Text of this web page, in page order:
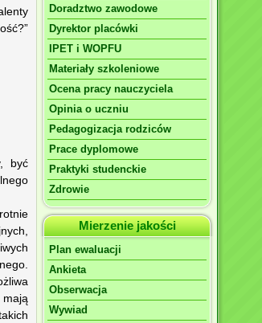
być
mają
Doradztwo zawodowe
Dyrektor placówki
IPET i WOPFU
Materiały szkoleniowe
Ocena pracy nauczyciela
Opinia o uczniu
Pedagogizacja rodziców
Prace dyplomowe
Praktyki studenckie
Zdrowie
Mierzenie jakości
Plan ewaluacji
Ankieta
Obserwacja
Wywiad